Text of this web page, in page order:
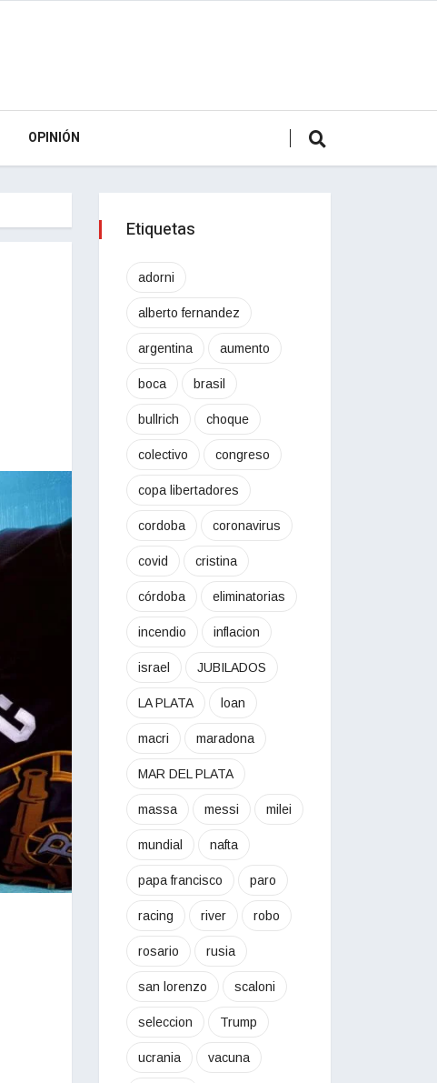
OPINIÓN
Etiquetas
adorni
alberto fernandez
argentina aumento
boca brasil
bullrich choque
colectivo congreso
copa libertadores
cordoba coronavirus
covid cristina
córdoba eliminatorias
incendio inflacion
israel JUBILADOS
LA PLATA loan
macri maradona
MAR DEL PLATA
massa messi milei
mundial nafta
papa francisco paro
racing river robo
rosario rusia
san lorenzo scaloni
seleccion Trump
ucrania vacuna